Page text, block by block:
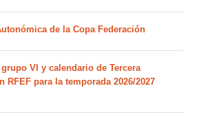
de la Copa Federación
grupo VI y calendario de Tercera
RFEF para la temporada 2026/2027